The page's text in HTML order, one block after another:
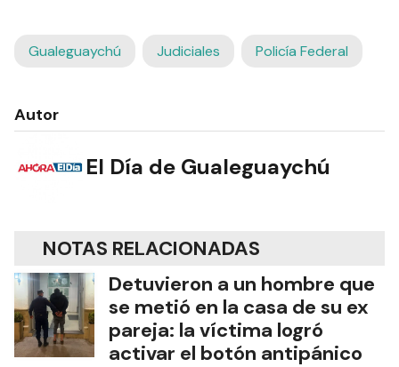
Gualeguaychú Judiciales Policía Federal
Autor
El Día de Gualeguaychú
NOTAS RELACIONADAS
Detuvieron a un hombre que
se metió en la casa de su ex
pareja: la víctima logró
activar el botón antipánico